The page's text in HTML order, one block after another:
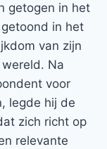
getogen in het
in het
van zijn
Na
voor
legde hij de
zich richt op
relevante